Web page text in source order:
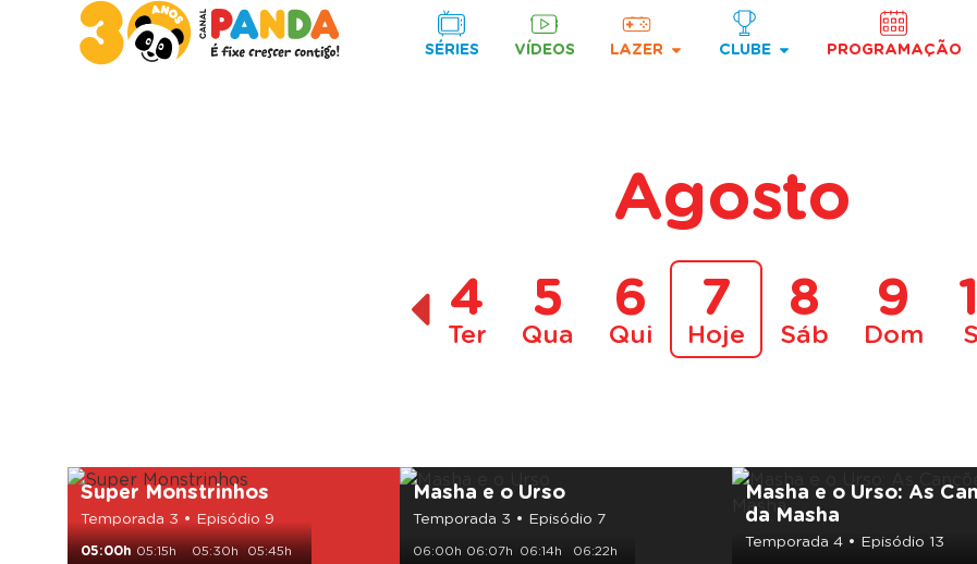
SÉRIES VÍDEOS LAZER CLUBE PROGRAMAÇÃO
Agosto
4
Ter
5
Qua
6
Qui
7
Hoje
8
Sáb
9
Dom
Super Monstrinhos
Temporada 3 • Episódio 9
05:00h 05:15h 05:30h 05:45h
Masha e o Urso
Temporada 3 • Episódio 7
06:00h 06:07h 06:14h
06:22h
Masha e o Urso: As
da Masha
Temporada 4 • Episódio 13